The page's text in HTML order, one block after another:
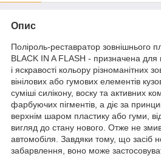
Опис
Поліроль-реставратор зовнішнього
BLACK IN A FLASH - призначена для
і яскравості кольору різноманітних
вінілових або гумових елементів
суміші силікону, воску та активних
фарбуючих пігментів, а діє за
верхнім шаром пластику або гуми,
вигляд до стану нового. Отже не
автомобіля. Завдяки тому, що засіб
забарвлення, воно може